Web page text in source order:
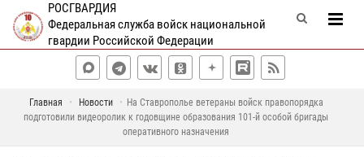
РОСГВАРДИЯ
Федеральная служба войск национальной
гвардии Российской Федерации
Главная Новости
На Ставрополье ветераны войск правопорядка
подготовили видеоролик к годовщине образования 101-й особой бригады
оперативного назначения